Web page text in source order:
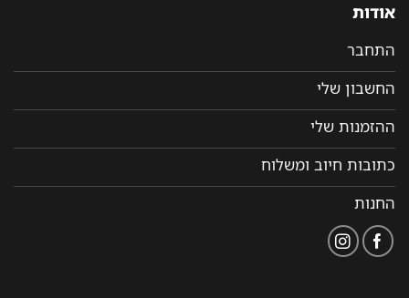
אודות
התחבר
החשבון שלי
ההזמנות שלי
כתובות חיוב ומשלוח
החנות